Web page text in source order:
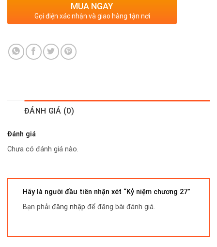
MUA NGAY
Gọi điện xác nhận và giao hàng tận nơi
ĐÁNH GIÁ (0)
Đánh giá
Chưa có đánh giá nào.
Hãy là người đầu tiên nhận xét “Kỷ niệm chương 27”
Bạn phải đăng nhập để đăng bài đánh giá.